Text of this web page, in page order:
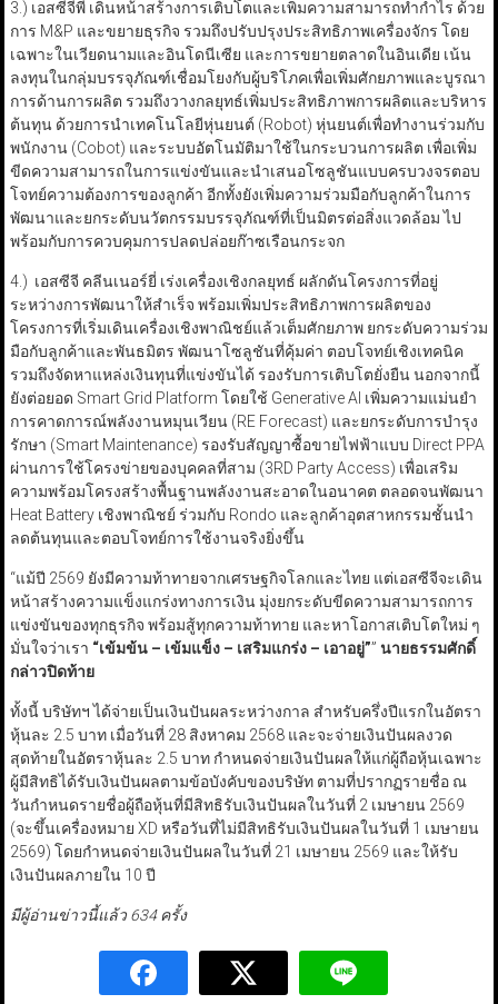
3.) เอสซีจีพี เดินหน้าสร้างการเติบโตและเพิ่มความสามารถทำกำไร ด้วย
การ M&P และขยายธุรกิจ รวมถึงปรับปรุงประสิทธิภาพเครื่องจักร โดย
เฉพาะในเวียดนามและอินโดนีเซีย และการขยายตลาดในอินเดีย เน้น
ลงทุนในกลุ่มบรรจุภัณฑ์เชื่อมโยงกับผู้บริโภคเพื่อเพิ่มศักยภาพและบูรณา
การด้านการผลิต รวมถึงวางกลยุทธ์เพิ่มประสิทธิภาพการผลิตและบริหาร
ต้นทุน ด้วยการนำเทคโนโลยีหุ่นยนต์ (Robot) หุ่นยนต์เพื่อทำงานร่วมกับ
พนักงาน (Cobot) และระบบอัตโนมัติมาใช้ในกระบวนการผลิต เพื่อเพิ่ม
ขีดความสามารถในการแข่งขันและนำเสนอโซลูชันแบบครบวงจรตอบ
โจทย์ความต้องการของลูกค้า อีกทั้งยังเพิ่มความร่วมมือกับลูกค้าในการ
พัฒนาและยกระดับนวัตกรรมบรรจุภัณฑ์ที่เป็นมิตรต่อสิ่งแวดล้อม ไป
พร้อมกับการควบคุมการปลดปล่อยก๊าซเรือนกระจก
4.) เอสซีจี คลีนเนอร์ยี่ เร่งเครื่องเชิงกลยุทธ์ ผลักดันโครงการที่อยู่
ระหว่างการพัฒนาให้สำเร็จ พร้อมเพิ่มประสิทธิภาพการผลิตของ
โครงการที่เริ่มเดินเครื่องเชิงพาณิชย์แล้วเต็มศักยภาพ ยกระดับความร่วม
มือกับลูกค้าและพันธมิตร พัฒนาโซลูชันที่คุ้มค่า ตอบโจทย์เชิงเทคนิค
รวมถึงจัดหาแหล่งเงินทุนที่แข่งขันได้ รองรับการเติบโตยั่งยืน นอกจากนี้
ยังต่อยอด Smart Grid Platform โดยใช้ Generative AI เพิ่มความแม่นยำ
การคาดการณ์พลังงานหมุนเวียน (RE Forecast) และยกระดับการบำรุง
รักษา (Smart Maintenance) รองรับสัญญาซื้อขายไฟฟ้าแบบ Direct PPA
ผ่านการใช้โครงข่ายของบุคคลที่สาม (3RD Party Access) เพื่อเสริม
ความพร้อมโครงสร้างพื้นฐานพลังงานสะอาดในอนาคต ตลอดจนพัฒนา
Heat Battery เชิงพาณิชย์ ร่วมกับ Rondo และลูกค้าอุตสาหกรรมชั้นนำ
ลดต้นทุนและตอบโจทย์การใช้งานจริงยิ่งขึ้น
“แม้ปี 2569 ยังมีความท้าทายจากเศรษฐกิจโลกและไทย แต่เอสซีจีจะเดิน
หน้าสร้างความแข็งแกร่งทางการเงิน มุ่งยกระดับขีดความสามารถการ
แข่งขันของทุกธุรกิจ พร้อมสู้ทุกความท้าทาย และหาโอกาสเติบโตใหม่ ๆ
มั่นใจว่าเรา “เข้มข้น – เข้มแข็ง – เสริมแกร่ง – เอาอยู่”” นายธรรมศักดิ์
กล่าวปิดท้าย
ทั้งนี้ บริษัทฯ ได้จ่ายเป็นเงินปันผลระหว่างกาล สำหรับครึ่งปีแรกในอัตรา
หุ้นละ 2.5 บาท เมื่อวันที่ 28 สิงหาคม 2568 และจะจ่ายเงินปันผลงวด
สุดท้ายในอัตราหุ้นละ 2.5 บาท กำหนดจ่ายเงินปันผลให้แก่ผู้ถือหุ้นเฉพาะ
ผู้มีสิทธิได้รับเงินปันผลตามข้อบังคับของบริษัท ตามที่ปรากฏรายชื่อ ณ
วันกำหนดรายชื่อผู้ถือหุ้นที่มีสิทธิรับเงินปันผลในวันที่ 2 เมษายน 2569
(จะขึ้นเครื่องหมาย XD หรือวันที่ไม่มีสิทธิรับเงินปันผลในวันที่ 1 เมษายน
2569) โดยกำหนดจ่ายเงินปันผลในวันที่ 21 เมษายน 2569 และให้รับ
เงินปันผลภายใน 10 ปี
มีผู้อ่านข่าวนี้แล้ว 634 ครั้ง